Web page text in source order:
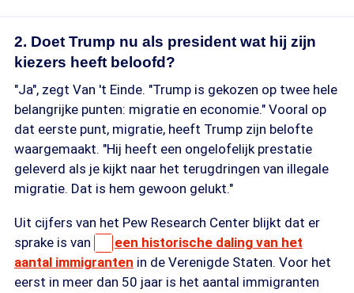
2. Doet Trump nu als president wat hij zijn
kiezers heeft beloofd?
"Ja", zegt Van 't Einde. "Trump is gekozen op twee hele
belangrijke punten: migratie en economie." Vooral op
dat eerste punt, migratie, heeft Trump zijn belofte
waargemaakt. "Hij heeft een ongelofelijk prestatie
geleverd als je kijkt naar het terugdringen van illegale
migratie. Dat is hem gewoon gelukt."
Uit cijfers van het Pew Research Center blijkt dat er
sprake is van
een historische daling van het
aantal immigranten in de Verenigde Staten. Voor het
eerst in meer dan 50 jaar is het aantal immigranten